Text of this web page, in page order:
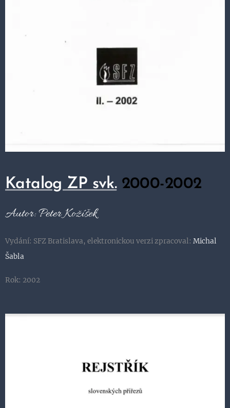
Katalog ZP svk. 2000-2002
Autor: Peter Kožíšek
Vydání: SFZ Bratislava, elektronickou verzi zpracoval: Michal
Šabla
Rok: 2002